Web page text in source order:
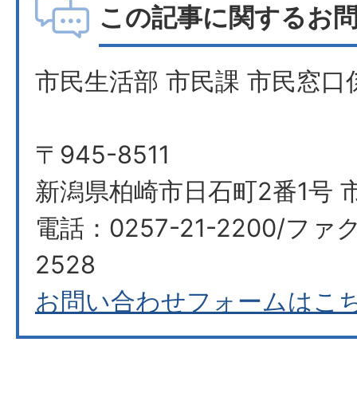
この記事に関するお
市民生活部 市民課 市民窓口
〒945-8511
新潟県柏崎市日石町2番1号
電話：0257-21-2200/ファ
2528
お問い合わせフォームはこ